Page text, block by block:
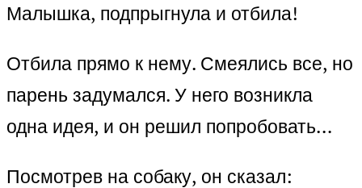
Малышка, подпрыгнула и отбила!
Отбила прямо к нему. Смеялись все, но
парень задумался. У него возникла
одна идея, и он решил попробовать…
Посмотрев на собаку, он сказал: